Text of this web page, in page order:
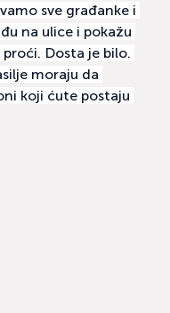
sve građanke i
na ulice i pokažu
Dosta je bilo.
moraju da
koji ćute postaju